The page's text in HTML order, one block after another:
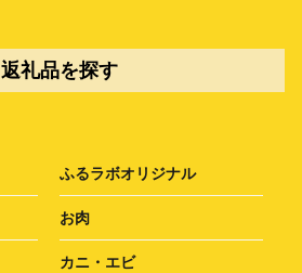
返礼品を探す
ふるラボオリジナル
お肉
カニ・エビ